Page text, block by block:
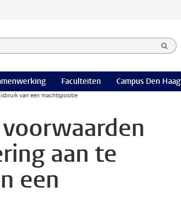
en selecteer categorie
Faculteiten Campus Den Haag
van een machtspositie
aan te
een